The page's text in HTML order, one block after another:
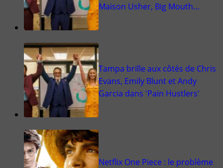
Maison Usher, Big Mouth…
Tampa brille aux côtés de Chris
Evans, Emily Blunt et Andy
Garcia dans 'Pain Hustlers'
Netflix One Piece : le problème